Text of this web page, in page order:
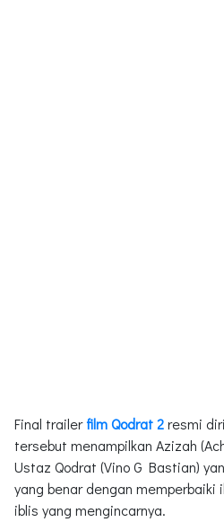
Final trailerfilm Qodrat 2resmi
tersebut menampilkan Azizah
Ustaz Qodrat (Vino G Bastian)
yang benar dengan memperbaiki
iblis yang mengincarnya.